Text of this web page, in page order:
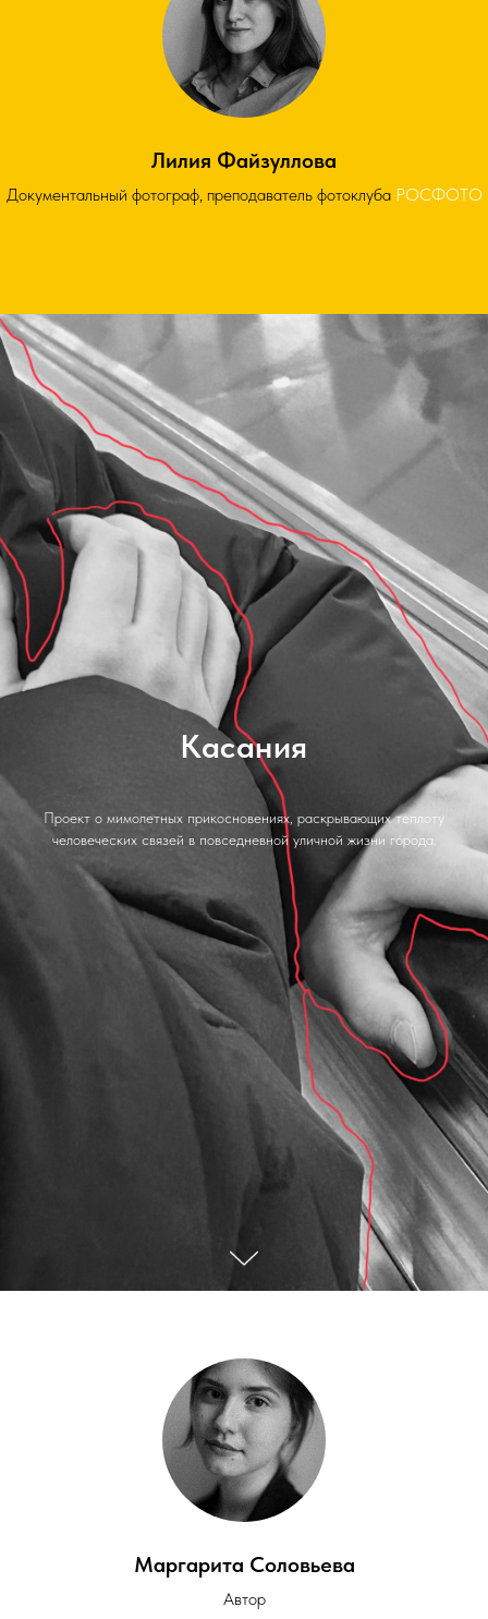
Лилия Файзуллова
Документальный фотограф, преподаватель фотоклуба РОСФОТО
Касания
Проект о мимолетных прикосновениях, раскрывающих теплоту
человеческих связей в повседневной уличной жизни города.
Маргарита Соловьева
Автор